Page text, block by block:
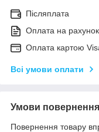
Післяплата
Оплата на рахунок
Оплата картою
Всі умови оплати
Умови повернення
Повернення товару